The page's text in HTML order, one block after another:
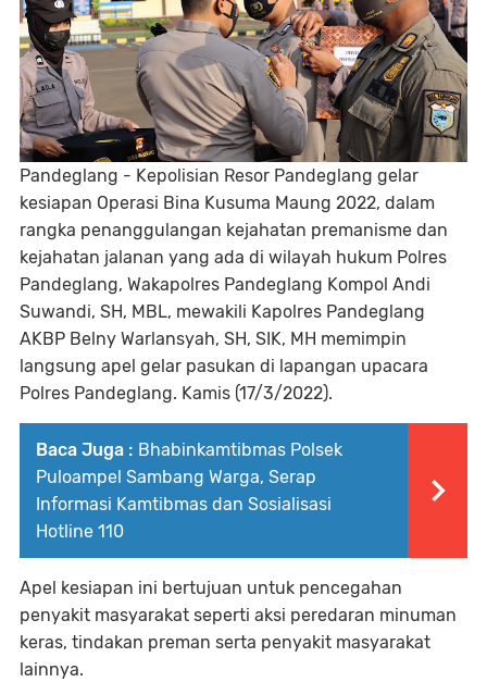
Pandeglang - Kepolisian Resor Pandeglang gelar
kesiapan Operasi Bina Kusuma Maung 2022, dalam
rangka penanggulangan kejahatan premanisme dan
kejahatan jalanan yang ada di wilayah hukum Polres
Pandeglang, Wakapolres Pandeglang Kompol Andi
Suwandi, SH, MBL, mewakili Kapolres Pandeglang
AKBP Belny Warlansyah, SH, SIK, MH memimpin
langsung apel gelar pasukan di lapangan upacara
Polres Pandeglang. Kamis (17/3/2022).
Baca Juga : Bhabinkamtibmas Polsek
Puloampel Sambang Warga, Serap
Informasi Kamtibmas dan Sosialisasi
Hotline 110
Apel kesiapan ini bertujuan untuk pencegahan
penyakit masyarakat seperti aksi peredaran minuman
keras, tindakan preman serta penyakit masyarakat
lainnya.